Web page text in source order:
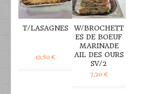
T/LASAGNES
13,50 €
W/BROCHETT
ES DE BOEUF
MARINADE
AIL DES OURS
SV/2
7,20 €